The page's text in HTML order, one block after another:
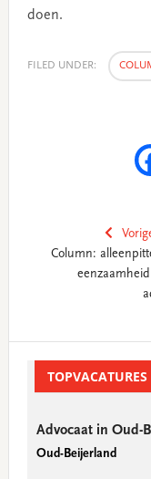
doen.
FILED UNDER:
Column:
SidebarTOPVACATURES
Advocaat in Oud-
Oud-Beijerland